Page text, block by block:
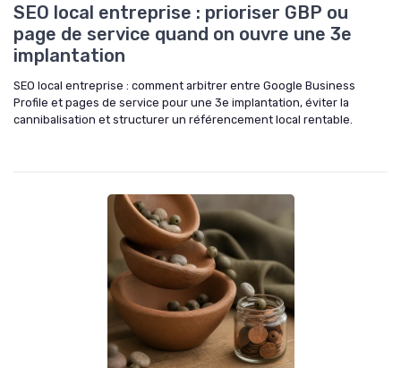
SEO local entreprise : prioriser GBP ou
page de service quand on ouvre une 3e
implantation
SEO local entreprise : comment arbitrer entre Google Business
Profile et pages de service pour une 3e implantation, éviter la
cannibalisation et structurer un référencement local rentable.